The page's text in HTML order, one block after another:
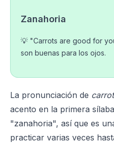
Zanahoria
💡 "Carrots are good for
son buenas para los ojos.
La pronunciación de carrot
acento en la primera
"zanahoria", así que es
practicar varias veces